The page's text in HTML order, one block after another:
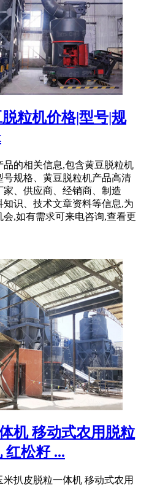
粒机价格|型号|规
的相关信息,包含黄豆脱粒机
规格、黄豆脱粒机产品高清
、供应商、经销商、制造
识、技术文章资料等信息,为
,如有需求可来电咨询,查看更
机 移动式农用脱粒
红松籽 ...
扒皮脱粒一体机 移动式农用